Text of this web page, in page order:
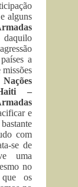
alguns
daquilo
a
missões
–
e
com
se de
uma
no
os